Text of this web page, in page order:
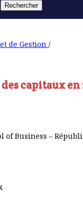
Rechercher
de Gestion /
capitaux en
of Business –